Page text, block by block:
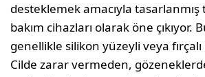
desteklemek amacıyla
bakım cihazları olarak öne çı­kıyor.
genellikle silikon yüzeyli veya
Cilde zarar vermeden,